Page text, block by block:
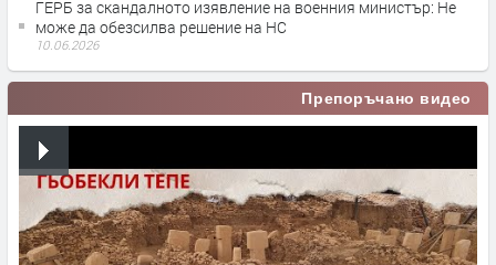
ГЕРБ за скандалното изявление на военния министър: Не
може да обезсилва решение на НС
10.06.2026
Препоръчано видео